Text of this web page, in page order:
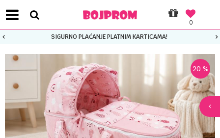
0
SIGURNO PLAĆANJE PLATNIM KARTICAMA!
20 %